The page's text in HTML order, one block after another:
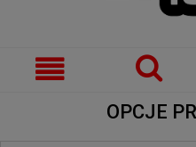
OPCJE